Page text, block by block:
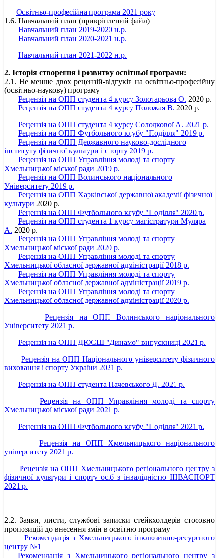
Освітньо-професійна програма 2021 року
1.6. Навчальний план (прикріплений файл)
Навчальний план 2019-2020 н.р.
Навчальний план 2020-2021 н.р.
Навчальний план 2021-2022 н.р.
2. Історія створення і розвитку освітньої програми:
2.1. Не менше двох рецензій-відгуків на освітньо-професійну
(освітньо-наукову) програму
Рецензія на ОПП студента 4 курсу Золотарьова О. 2020 р.
Рецензія на ОПП студента 4 курсу Положая В. 2020 р.
Рецензія на ОПП студента 4 курсу Солодкової А. 2021 р.
Рецензія на ОПП Футбольного клубу "Поділля" 2019 р.
Рецензія на ОПП Державного науково-дослідного
інституту фізичної культури і спорту 2019 р.
Рецензія на ОПП Управління молоді та спорту
Хмельницької міської ради 2019 р.
Рецензія на ОПП Волинського національного
Університету 2019 р.
Рецензія на ОПП Харківської державної академії фізичної
культури 2020 р.
Рецензія на ОПП Футбольного клубу "Поділля" 2020 р.
Рецензія на ОПП студента 1 курсу магістратури Муляра
А. 2020 р.
Рецензія на ОПП Управління молоді та спорту
Хмельницької міської ради 2020 р.
Рецензія на ОПП Управління молоді та спорту
Хмельницької обласної державної адміністрації 2018 р.
Рецензія на ОПП Управління молоді та спорту
Хмельницької обласної державної адміністрації 2019 р.
Рецензія на ОПП Управління молоді та спорту
Хмельницької обласної державної адміністрації 2020 р.
Рецензія на ОПП Волинського національного
Університету 2021 р.
Рецензія на ОПП ДЮСШ "Динамо" випускниці 2021 р.
Рецензія на ОПП Національного університету фізичного
виховання і спорту України 2021 р.
Рецензія на ОПП студента Пачевського Д. 2021 р.
Рецензія на ОПП Управління молоді та спорту
Хмельницької міської ради 2021 р.
Рецензія на ОПП Футбольного клубу "Поділля" 2021 р.
Рецензія на ОПП Хмельницького національного
університету 2021 р.
Рецензія на ОПП Хмельницького регіонального центру з
фізичної культури і спорту осіб з інвалідністю ІНВАСПОРТ
2021 р.
2.2. Заяви, листи, службові записки стейкхолдерів стосовно
пропозицій до внесення змін в освітню програму
Рекомендація з Хмельницького інклюзивно-ресурсного
центру №1
Рекомендація з Хмельницького регіонального центру з